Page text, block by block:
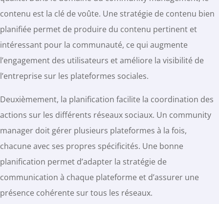
contenu est la clé de voûte. Une stratégie de contenu bien
planifiée permet de produire du contenu pertinent et
intéressant pour la communauté, ce qui augmente
l’engagement des utilisateurs et améliore la visibilité de
l’entreprise sur les plateformes sociales.
Deuxièmement, la planification facilite la coordination des
actions sur les différents réseaux sociaux. Un community
manager doit gérer plusieurs plateformes à la fois,
chacune avec ses propres spécificités. Une bonne
planification permet d’adapter la stratégie de
communication à chaque plateforme et d’assurer une
présence cohérente sur tous les réseaux.